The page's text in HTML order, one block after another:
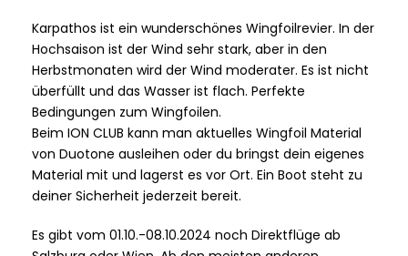
Karpathos ist ein wunderschönes Wingfoilrevier. In der
Hochsaison ist der Wind sehr stark, aber in den
Herbstmonaten wird der Wind moderater. Es ist nicht
überfüllt und das Wasser ist flach. Perfekte
Bedingungen zum Wingfoilen.
Beim ION CLUB kann man aktuelles Wingfoil Material
von Duotone ausleihen oder du bringst dein eigenes
Material mit und lagerst es vor Ort. Ein Boot steht zu
deiner Sicherheit jederzeit bereit.
Es gibt vom 01.10.-08.10.2024 noch Direktflüge ab